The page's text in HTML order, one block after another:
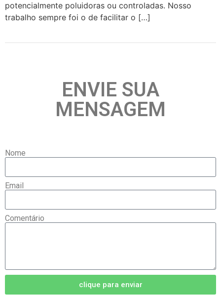
potencialmente poluidoras ou controladas. Nosso
trabalho sempre foi o de facilitar o […]
ENVIE SUA
MENSAGEM
Nome
Email
Comentário
clique para enviar